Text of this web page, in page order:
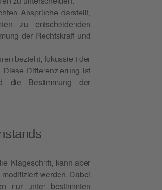
Ansprüche darstellt,
zu entscheidenden
der Rechtskraft und
bezieht, fokussiert der
Diese Differenzierung ist
die Bestimmung der
Klageschrift, kann aber
werden. Dabei
nur unter bestimmten